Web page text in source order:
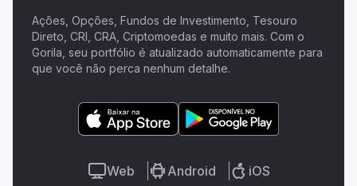
Ações, Opções, Fundos de Investimento, Tesouro
Direto, CRI, CRA, Criptomoedas e muito mais. Com o
Gorila, seu portfólio é atualizado automaticamente para
que você não perca nenhum detalhe.
Web Android iOS